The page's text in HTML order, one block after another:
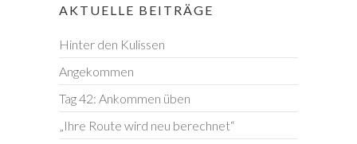
AKTUELLE BEITRÄGE
Hinter den Kulissen
Angekommen
Tag 42: Ankommen üben
„Ihre Route wird neu berechnet“